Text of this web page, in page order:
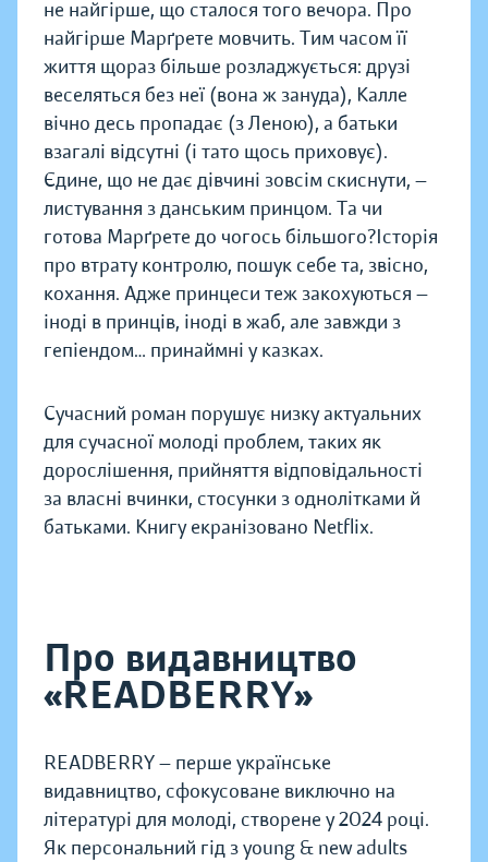
не найгірше, що сталося того вечора. Про
найгірше Марґрете мовчить. Тим часом її
життя щораз більше розладжується: друзі
веселяться без неї (вона ж зануда), Калле
вічно десь пропадає (з Леною), а батьки
взагалі відсутні (і тато щось приховує).
Єдине, що не дає дівчині зовсім скиснути, —
листування з данським принцом. Та чи
готова Марґрете до чогось більшого?Історія
про втрату контролю, пошук себе та, звісно,
кохання. Адже принцеси теж закохуються —
іноді в принців, іноді в жаб, але завжди з
гепіендом… принаймні у казках.
Сучасний роман порушує низку актуальних
для сучасної молоді проблем, таких як
дорослішення, прийняття відповідальності
за власні вчинки, стосунки з однолітками й
батьками. Книгу екранізовано Netflix.
Про видавництво
«READBERRY»
READBERRY — перше українське
видавництво, сфокусоване виключно на
літературі для молоді, створене у 2024 році.
Як персональний гід з young & new adults